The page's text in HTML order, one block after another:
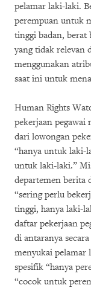
pelamar laki-laki.
perempuan untuk
tinggi badan, berat
yang tidak relevan
menggunakan
saat ini untuk
Human Rights
pekerjaan pegawai
dari lowongan
“hanya untuk laki-
untuk laki-laki.”
departemen berita
“sering perlu
tinggi, hanya laki-
daftar pekerjaan
di antaranya
menyukai pelamar
spesifik “hanya
“cocok untuk